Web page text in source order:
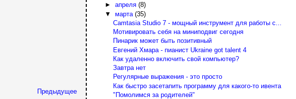
Предыдущее
► апреля (8)
▼ марта (35)
Camtasia Studio 7 - мощный инструмент для работы с...
Мотивировать себя на миниподвиг сегодня
Пинарик может быть позитивный
Евгений Хмара - пианист Ukraine got talent 4
Как удаленно включить свой компьютер?
Завтра нет
Регулярные выражения - это просто
Как быстро засетапить программу для какого-то ивента
"Помолимся за родителей"